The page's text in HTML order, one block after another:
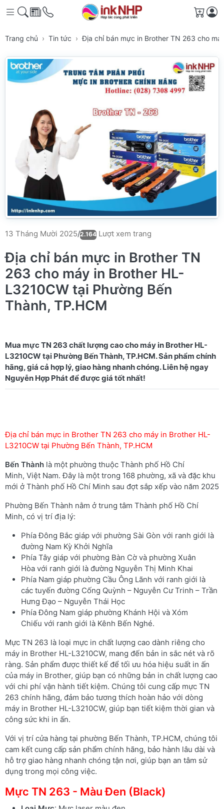
Giỏ
Trang chủ Tin tức Địa chỉ bán mực in Brother TN 263 cho
13 Tháng Mười 2025/2.164 Lượt xem trang
Địa chỉ bán mực in Brother TN
263 cho máy in Brother HL-
L3210CW tại Phường Bến
Thành, TP.HCM
Mua mực TN 263 chất lượng cao cho máy in Brother HL-
L3210CW tại Phường Bến Thành, TP.HCM. Sản phẩm chính
hãng, giá cả hợp lý, giao hàng nhanh chóng. Liên hệ ngay
Địa chỉ bán mực in Brother TN 263 cho máy in Brother HL-
L3210CW tại Phường Bến Thành, TP.HCM
Bến Thành là một phường thuộc Thành phố Hồ Chí
Minh, Việt Nam. Đây là một trong 168 phường, xã và đặc khu
mới ở Thành phố Hồ Chí Minh sau đợt sắp xếp vào năm 2025
Phường Bến Thành nằm ở trung tâm Thành phố Hồ Chí
Minh, có vị trí địa lý:
Phía Đông Bắc giáp với phường Sài Gòn với ranh giới là
đường Nam Kỳ Khởi Nghĩa
Phía Tây giáp với phường Bàn Cờ và phường Xuân
Hòa với ranh giới là đường Nguyễn Thị Minh Khai
Phía Nam giáp phường Cầu Ông Lãnh với ranh giới là
các tuyến đường Cống Quỳnh – Nguyễn Cư Trinh – Trần
Hưng Đạo – Nguyễn Thái Học
Phía Đông Nam giáp phường Khánh Hội và Xóm
Chiếu với ranh giới là Kênh Bến Nghé.
Mực TN 263 là loại mực in chất lượng cao dành riêng cho
máy in Brother HL-L3210CW, mang đến bản in sắc nét và rõ
ràng. Sản phẩm được thiết kế để tối ưu hóa hiệu suất in ấn
của máy in Brother, giúp bạn có những bản in chất lượng cao
với chi phí vận hành tiết kiệm. Chúng tôi cung cấp mực TN
263 chính hãng, đảm bảo tương thích hoàn hảo với dòng
máy in Brother HL-L3210CW, giúp bạn tiết kiệm thời gian và
công sức khi in ấn.
Với vị trí cửa hàng tại phường Bến Thành, TP.HCM, chúng tôi
cam kết cung cấp sản phẩm chính hãng, bảo hành lâu dài và
hỗ trợ giao hàng nhanh chóng tận nơi, giúp bạn an tâm sử
dụng trong mọi công việc.
Mực TN 263 - Màu Đen (Black)